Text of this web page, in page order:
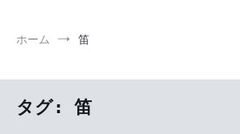
ホーム 笛
タグ: 笛